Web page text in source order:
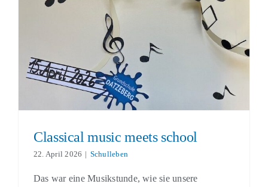
Classical music meets school
Schulleben
Classical music meets school
22. April 2026 | Schulleben
Das war eine Musikstunde, wie sie unsere